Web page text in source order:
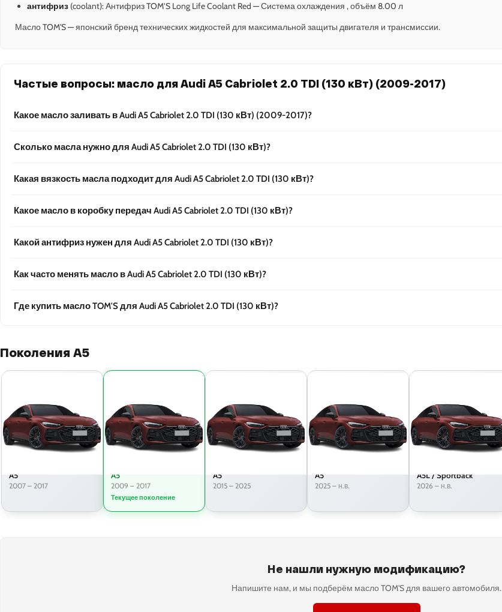
антифриз (coolant): Антифриз TOM’S Long Life Coolant Red — Система охлаждения , объём 8.00 л
Масло TOM'S — японский бренд технических жидкостей для максимальной защиты двигателя и трансмиссии.
Частые вопросы: масло для Audi A5 Cabriolet 2.0 TDI (130 кВт) (2009-2017)
Какое масло заливать в Audi A5 Cabriolet 2.0 TDI (130 кВт) (2009-2017)?
Сколько масла нужно для Audi A5 Cabriolet 2.0 TDI (130 кВт)?
Какая вязкость масла подходит для Audi A5 Cabriolet 2.0 TDI (130 кВт)?
Какое масло в коробку передач Audi A5 Cabriolet 2.0 TDI (130 кВт)?
Какой антифриз нужен для Audi A5 Cabriolet 2.0 TDI (130 кВт)?
Как часто менять масло в Audi A5 Cabriolet 2.0 TDI (130 кВт)?
Где купить масло TOM'S для Audi A5 Cabriolet 2.0 TDI (130 кВт)?
Поколения A5
A5
2007 – 2017
A5
2009 – 2017
Текущее поколение
A5
2015 – 2025
A5
2025 – н.в.
A5L / Sportback
2026 – н.в.
Не нашли нужную модификацию?
Напишите нам, и мы подберём масло TOM'S для вашего автомобиля.